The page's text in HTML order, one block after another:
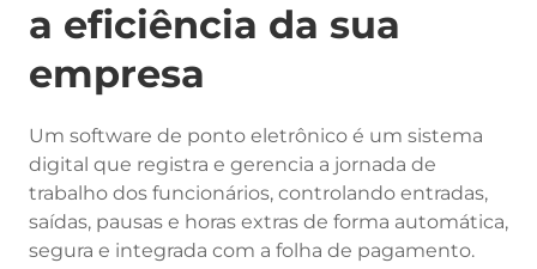
a eficiência da sua
empresa
Um software de ponto eletrônico é um sistema
digital que registra e gerencia a jornada de
trabalho dos funcionários, controlando entradas,
saídas, pausas e horas extras de forma automática,
segura e integrada com a folha de pagamento.